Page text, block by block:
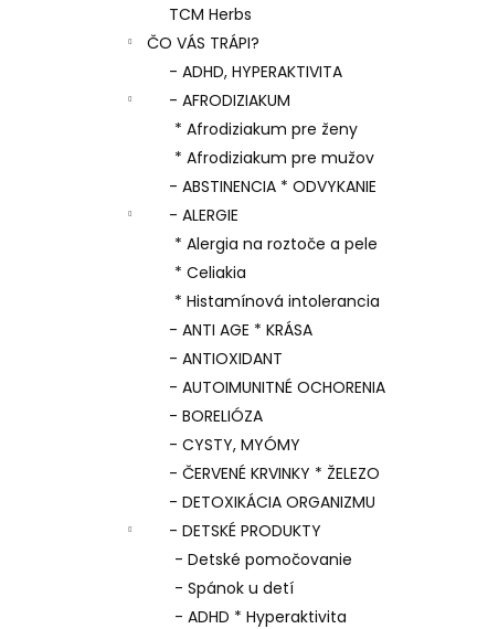
TCM Herbs
ČO VÁS TRÁPI?
- ADHD, HYPERAKTIVITA
- AFRODIZIAKUM
* Afrodiziakum pre ženy
* Afrodiziakum pre mužov
- ABSTINENCIA * ODVYKANIE
- ALERGIE
* Alergia na roztoče a pele
* Celiakia
* Histamínová intolerancia
- ANTI AGE * KRÁSA
- ANTIOXIDANT
- AUTOIMUNITNÉ OCHORENIA
- BORELIÓZA
- CYSTY, MYÓMY
- ČERVENÉ KRVINKY * ŽELEZO
- DETOXIKÁCIA ORGANIZMU
- DETSKÉ PRODUKTY
- Detské pomočovanie
- Spánok u detí
- ADHD * Hyperaktivita